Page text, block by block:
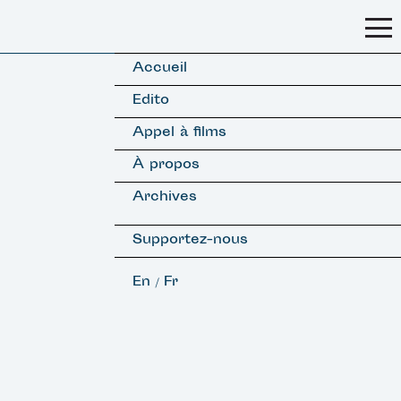
Accueil
Edito
Appel à films
À propos
Archives
Supportez-nous
En / Fr